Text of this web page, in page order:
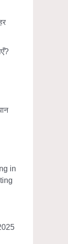
in